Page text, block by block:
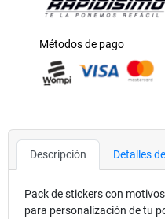
Métodos de pago
Descripción Detalles
Pack de stickers con
para personalización de tu